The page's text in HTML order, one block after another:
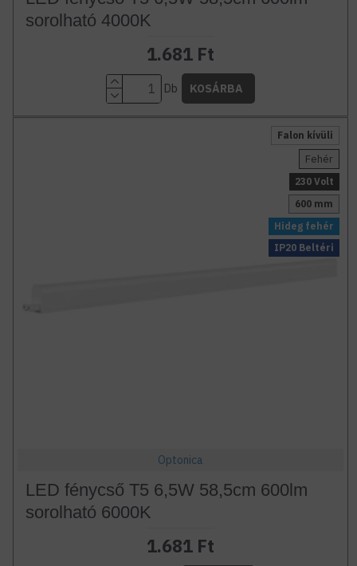
sorolható 4000K
1.681 Ft
Db KOSÁRBA
Hideg fehér
Falon kívüli
IP20 Beltéri
Fehér
230 Volt
600 mm
Optonica
LED fénycső T5 6,5W 58,5cm 600lm
sorolható 6000K
1.681 Ft